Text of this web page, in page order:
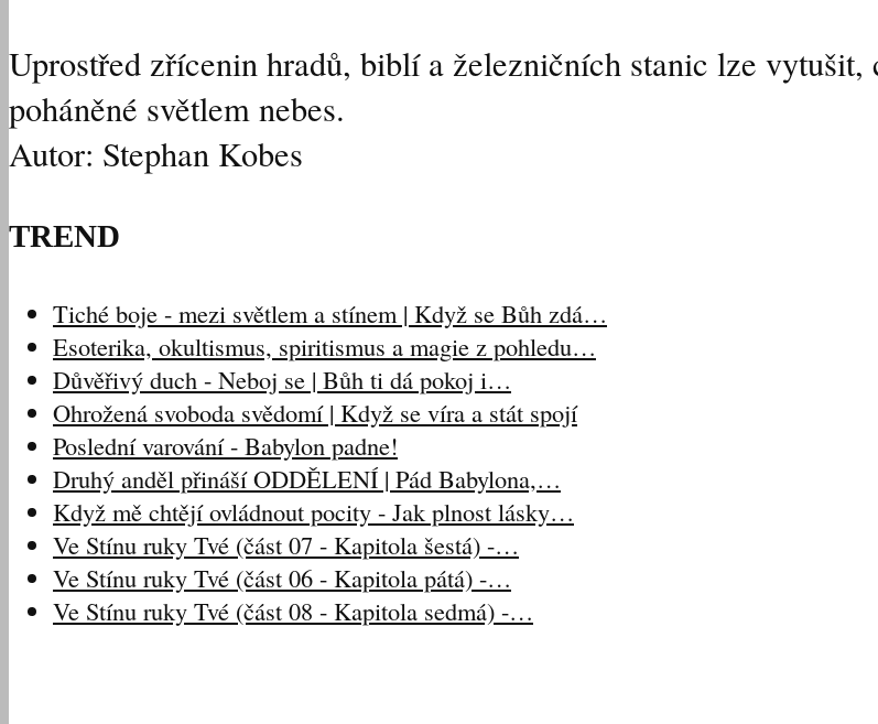
Uprostřed zřícenin hradů, biblí a železničních stanic lze
poháněné světlem nebes.
Autor: Stephan Kobes
TREND
Tiché boje - mezi světlem a stínem | Když se Bůh zdá…
Esoterika, okultismus, spiritismus a magie z pohledu…
Důvěřivý duch - Neboj se | Bůh ti dá pokoj i…
Ohrožená svoboda svědomí | Když se víra a stát spojí
Poslední varování - Babylon padne!
Druhý anděl přináší ODDĚLENÍ | Pád Babylona,…
Když mě chtějí ovládnout pocity - Jak plnost lásky…
Ve Stínu ruky Tvé (část 07 - Kapitola šestá) -…
Ve Stínu ruky Tvé (část 06 - Kapitola pátá) -…
Ve Stínu ruky Tvé (část 08 - Kapitola sedmá) -…